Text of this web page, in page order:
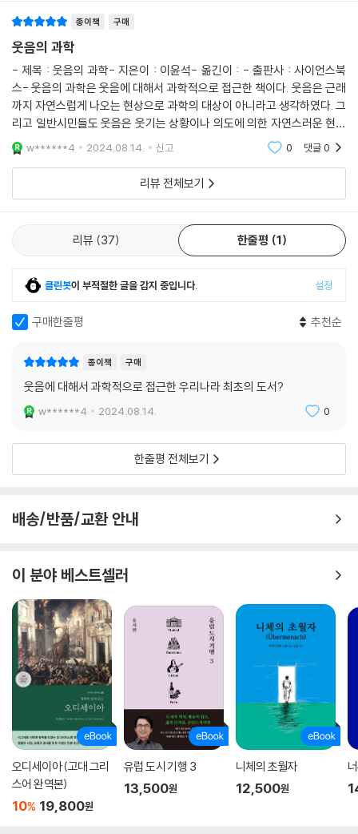
동사회과학뿐만 아니라 동물행동학, 인지신경과학, 보건의학, 진화심리학
등 자연과학 분야에서도 웃음을 다룬 논문들이 점차 증가하고 있지만, 그
간 축적된 자료들을 일목요연하게 정리해 책으로 펴낸 경우는 드물다.
실제로 해외에서도 전문적인 학술서로 두 권이 나와 있을 뿐 일반인들이
쉽게 읽을 수 있는 대중 교양서는 전무하다. 이러한 상황에서 국내에서, 그
것도 웃음의 현장에서 직접 웃음을 불러일으키고 웃음의 본질을 고민해 온
인기 코미디언의 손에 의해 웃음을 본격적으로 다룬 대중 과학서가 나왔다
는 것은 무척 의미 있는 일이다. 진화심리학자이자 『오래된 연장통』의 저
자인 전중환 교수의 말을 빌리면, “이윤석 교수의 우직한 노력 덕분에 한국
저자는 17년간 냉혹한 웃음의 현장에서 살아남기 위해 고군분투하는 과정
에서 ‘어떻게 하면 사람들을 웃길 수 있을까’ 하는 ‘웃기는 법’을 탐구하는
데서 그치지 않고 ‘왜 사람들은 웃을까’, ‘왜 방청객은 주로 여성일까’, ‘왜 독
설 개그는 강력하지만 한편으로는 위험할까’ 등등 보다 근본적인, 개그 이
면에 놓인 웃음의 참모습에 관심을 갖게 되었다. 특히 경기 대학교와 서울
예술 전문학교에서 사람들에게 웃음을 선사하고자 하는 열정으로 똘똘 뭉
이 아닌 웃음에 대한 깊이 있는 이해를 전해 줄 책이 필요함을 절실히 깨닫
게 되었다. “해외 촬영을 가서도 시간만 나면 책을 읽는다”는 동료 개그맨
이경규의 증언처럼 엄청난 독서광, 특히 본인이 관심을 두고 있는 인간 본
아야 직성이 풀리는 과학책 독서광이라는 사실도 『웃음의 과학』이 탄생하
랜 시간 때로는 관객들을 빵빵 터뜨리게 하고 때로는 꽁꽁 얼어붙게 만들
과 다양한 가설들이 슬랩스틱 코미디로 우당탕탕 부딪히고 말장난 개그로
재잘재잘 어우러지며 시끌벅적하게 그려내는 천변풍경을 담은 『웃음의 과
학』을 통해 그간 과학의 변방에서 홀대 받던 웃음이 주인공으로 등극하는
세기의 순간을 함께하게 될 것이다.
웃음에 관한, 웃기지 않는 과학책
『웃음의 과학』은 최근 들어 급부상한 웃음에 관한 과학적 연구 성과들, 그
중에서도 특히 진화생물학과 진화심리학을 근간으로 하여 뇌과학이나 발
있다. 진화, 발달, 뇌, 심리, 사회, 건강이라는 6개의 키워드를 중심으로 웃
음의 탄생에서부터 인류 역사와 함께 조금씩 그 모습을 달리한 웃음의 역
할, 우리 몸과 마음(뇌)에서 실제로 웃음이 작동하는 기작 등을 꼼꼼히 살
종이책 구매
웃음의 과학
- 제목 : 웃음의 과학- 지은이 : 이윤석- 옮긴이 : - 출판사 : 사이언스북
스- 웃음의 과학은 웃음에 대해서 과학적으로 접근한 책이다. 웃음은 근래
까지 자연스럽게 나오는 현상으로 과학의 대상이 아니라고 생각하였다. 그
리고 일반시민들도 웃음은 웃기는 상황이나 의도에 의한 자연스러운 현상
으로 생각하고 있다. 웃음에 대해서 과학적으로 접근하는 연구는 최근에서
야 이루어지고 있
w******4 2024.08.14. 신고 0 댓글0
리뷰 전체보기
리뷰 37 한줄평 1
클린봇이 부적절한 글을 감지 중입니다. 설정
구매한줄평 추천순
종이책 구매
웃음에 대해서 과학적으로 접근한 우리나라 최초의 도서?
w******4 2024.08.14. 0
한줄평 전체보기
배송/반품/교환 안내
이 분야 베스트셀러
오디세이아 (고대 그리
스어 완역본)
10% 19,800원
유럽 도시 기행 3
13,500원
니체의 초월자
12,500원